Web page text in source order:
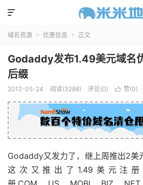

域名资源  优惠信息  正文
Godaddy发布1.49美元域名
后缀
2012-05-24 阅读(3288) 评论(0)  赞(0)
Godaddy又发力了，继上周推出2美
这次又推出了1.49美元注